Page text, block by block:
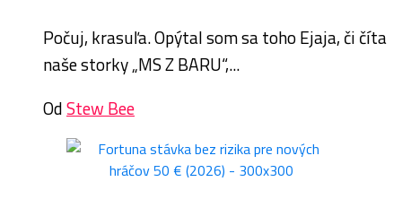
Počuj, krasuľa. Opýtal som sa toho Ejaja, či číta
naše storky „MS Z BARU“,...
OdStew Bee